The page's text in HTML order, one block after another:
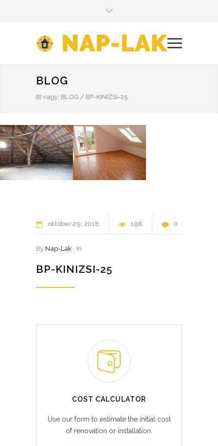
BLOG
Itt vagy: BLOG / BP-KINIZSI-25
október29 2018 198 0
By Nap-Lak In
BP-KINIZSI-25
COST CALCULATOR
Use our form to estimate the initial cost
of renovation or installation.